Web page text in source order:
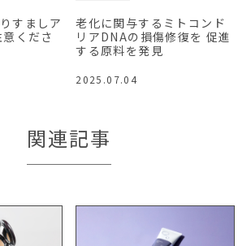
すましア
くださ
老化に関与するミトコンド
リアDNAの損傷修復を 促進
する原料を発見
2025.07.04
関連記事